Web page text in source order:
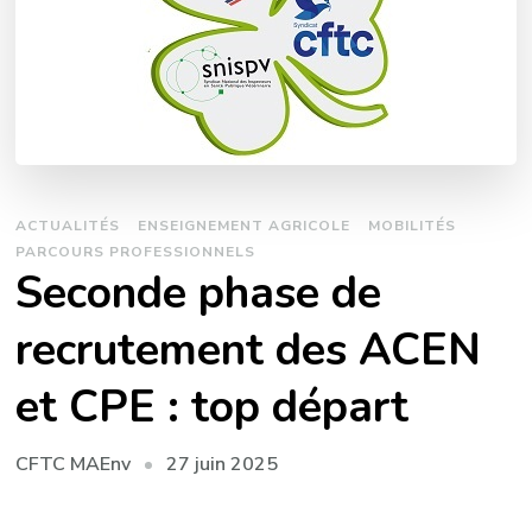
ACTUALITÉS ENSEIGNEMENT AGRICOLE
MOBILITÉS
PARCOURS PROFESSIONNELS
Seconde phase de
recrutement des ACEN
et CPE : top départ
CFTC MAEnv 27 juin 2025